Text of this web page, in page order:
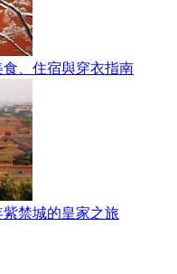
、住宿與穿衣指南
禁城的皇家之旅